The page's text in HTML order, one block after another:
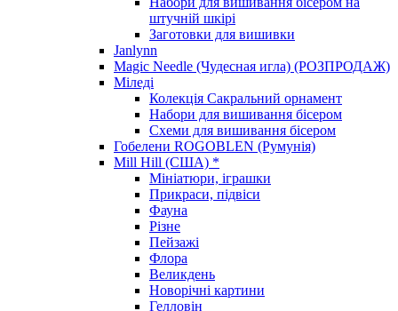
штучній шкірі
Заготовки для вишивки
Janlynn
Magic Needle (Чудесная игла) (РОЗПРОДАЖ)
Міледі
Колекція Сакральний орнамент
Набори для вишивання бісером
Схеми для вишивання бісером
Гобелени ROGOBLEN (Румунія)
Mill Hill (США) *
Мініатюри, іграшки
Прикраси, підвіси
Фауна
Різне
Пейзажі
Флора
Великдень
Новорічні картини
Гелловін